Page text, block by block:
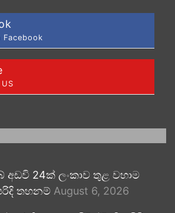
Facebook
24ක් ලංකාව තුළ වහාම
තහනම් August 6, 2026